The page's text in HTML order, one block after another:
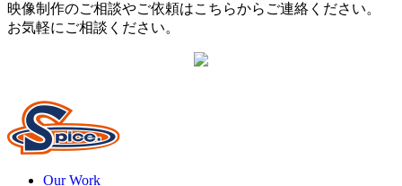
映像制作のご相談やご依頼はこちらからご連絡ください。
お気軽にご相談ください。
Our Work